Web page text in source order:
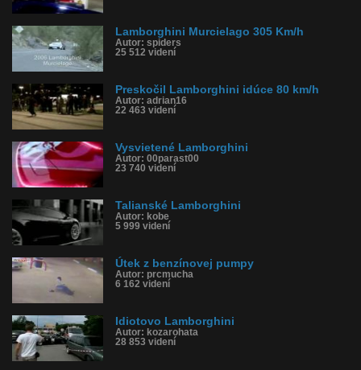
Lamborghini Murcielago 305 Km/h
Autor: spiders
25 512 videní
Preskočil Lamborghini idúce 80 km/h
Autor: adrian16
22 463 videní
Vysvietené Lamborghini
Autor: 00parast00
23 740 videní
Talianské Lamborghini
Autor: kobe
5 999 videní
Útek z benzínovej pumpy
Autor: prcmucha
6 162 videní
Idiotovo Lamborghini
Autor: kozarohata
28 853 videní